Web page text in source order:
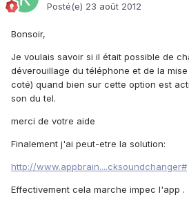
Posté(e) 23 août 2012
Bonsoir,
Je voulais savoir si il était possible de
déverouillage du téléphone et de la
coté) quand bien sur cette option est
son du tel.
merci de votre aide
Finalement j'ai peut-etre la solution:
http://www.appbrain....cksoundchanger#
Effectivement cela marche impec l'app .